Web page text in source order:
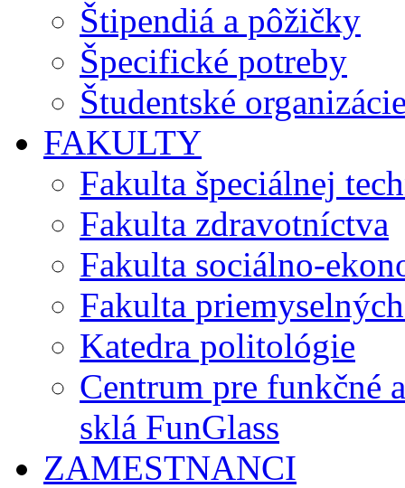
Štipendiá a pôžičky
Špecifické potreby
Študentské
FAKULTY
Fakulta špeciálnej
Fakulta zdravotníctva
Fakulta sociálno-
Fakulta
Katedra politológie
Centrum pre funkčné
sklá FunGlass
ZAMESTNANCI